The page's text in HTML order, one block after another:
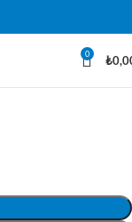
0 ₺